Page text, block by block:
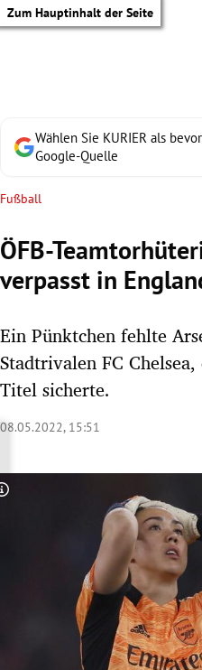
Zum Hauptinhalt der Seite
Untermenü
Untermenü
Untermenü
Untermenü
Untermenü
Wählen Sie KURIER als
Google-Quelle
Fußball
ÖFB-
verpasst in
Ein Pünktchen fehlte
Stadtrivalen FC
Titel sicherte.
08.05.2022, 15:51
Copyright-Hinweis öffnen/